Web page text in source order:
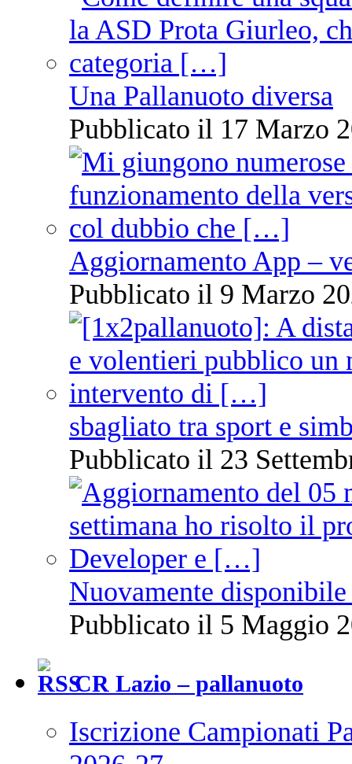
Una Pallanuoto diversa
Pubblicato il 17 Marzo
Aggiornamento App –
Pubblicato il 9 Marzo
sbagliato tra sport e
Pubblicato il 23
Nuovamente
Pubblicato il 5 Maggio
CR Lazio – pallanuoto
Iscrizione Campionati